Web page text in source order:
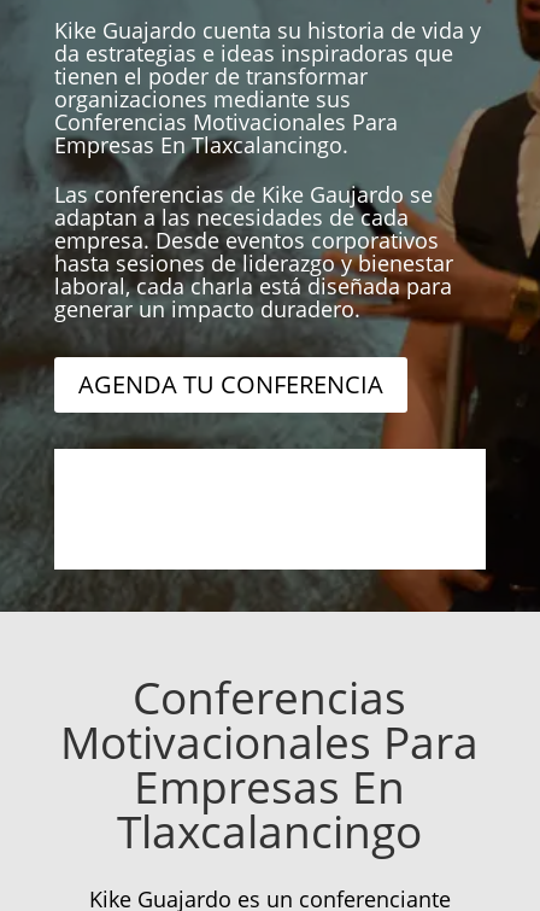
Kike Guajardo cuenta su historia de vida y
da estrategias e ideas inspiradoras que
tienen el poder de transformar
organizaciones mediante sus
Conferencias Motivacionales Para
Empresas En Tlaxcalancingo.
Las conferencias de Kike Gaujardo se
adaptan a las necesidades de cada
empresa. Desde eventos corporativos
hasta sesiones de liderazgo y bienestar
laboral, cada charla está diseñada para
generar un impacto duradero.
AGENDA TU CONFERENCIA
Conferencias
Motivacionales Para
Empresas En
Tlaxcalancingo
Kike Guajardo es un conferenciante